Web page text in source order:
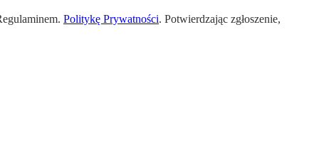
Politykę Prywatności. Potwierdzając zgłoszenie,